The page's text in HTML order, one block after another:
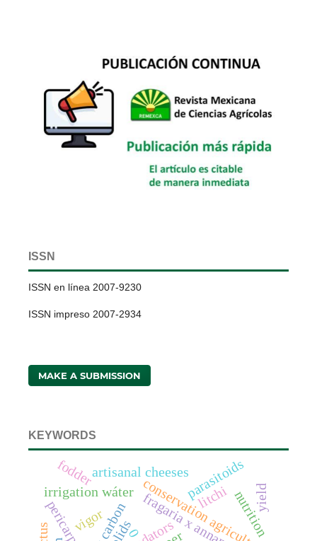
ISSN
ISSN en línea 2007-9230
ISSN impreso 2007-2934
MAKE A SUBMISSION
KEYWORDS
conservation agriculture
artisanal cheesesparasitoids
irrigation wáter litchi nutrition
pericarpvigor 0
fodder
yield